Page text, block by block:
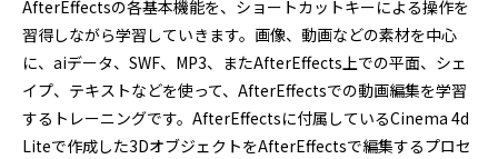
AfterEffectsの各基本機能を、ショートカットキーによる操作を
習得しながら学習していきます。画像、動画などの素材を中心
に、aiデータ、SWF、MP3、またAfterEffects上での平面、シェ
イプ、テキストなどを使って、AfterEffectsでの動画編集を学習
するトレーニングです。AfterEffectsに付属しているCinema 4d
Liteで作成した3DオブジェクトをAfterEffectsで編集するプロセ